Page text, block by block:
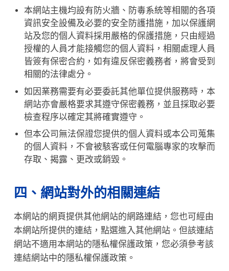
本網站主機均設有防火牆、防毒系統等相關的各項
資訊安全設備及必要的安全防護措施，加以保護網
站及您的個人資料採用嚴格的保護措施，只由經過
授權的人員才能接觸您的個人資料，相關處理人員
皆簽有保密合約，如有違反保密義務者，將會受到
相關的法律處分。
如因業務需要有必要委託其他單位提供服務時，本
網站亦會嚴格要求其遵守保密義務，並且採取必要
檢查程序以確定其將確實遵守。
但本公司無法保證您提供的個人資料或本公司蒐集
的個人資料，不會被駭客或任何電腦專家的攻擊而
存取、揭露、更改或銷毀。
四、網站對外的相關連結
本網站的網頁提供其他網站的網路連結，您也可經由
本網站所提供的連結，點選進入其他網站。但該連結
網站不適用本網站的隱私權保護政策，您必須參考該
連結網站中的隱私權保護政策。